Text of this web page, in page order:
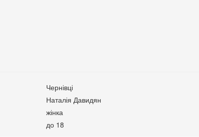
Чернівці
Наталія Давидян
жінка
до 18